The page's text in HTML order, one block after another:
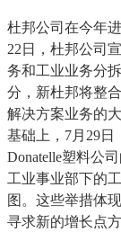
杜邦公司在今年
22日，杜邦公司
务和工业业务分
分，新杜邦将整
解决方案业务的
基础上，7月29
Donatelle塑料公
工业事业部下的
图。这些举措体
寻求新的增长点